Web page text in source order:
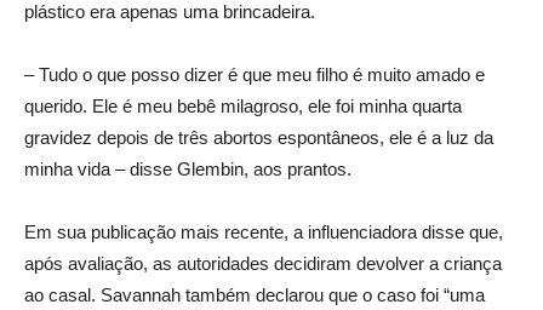
plástico era apenas uma brincadeira.
– Tudo o que posso dizer é que meu filho é muito amado e
querido. Ele é meu bebê milagroso, ele foi minha quarta
gravidez depois de três abortos espontâneos, ele é a luz da
minha vida – disse Glembin, aos prantos.
Em sua publicação mais recente, a influenciadora disse que,
após avaliação, as autoridades decidiram devolver a criança
ao casal. Savannah também declarou que o caso foi “uma